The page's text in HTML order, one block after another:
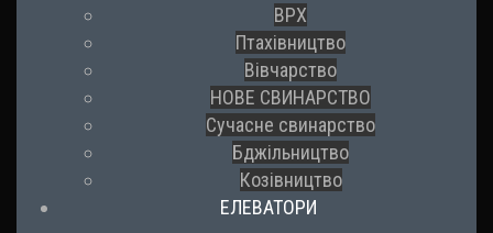
ВРХ
Птахівництво
Вівчарство
НОВЕ СВИНАРСТВО
Сучасне свинарство
Бджільництво
Козівництво
ЕЛЕВАТОРИ